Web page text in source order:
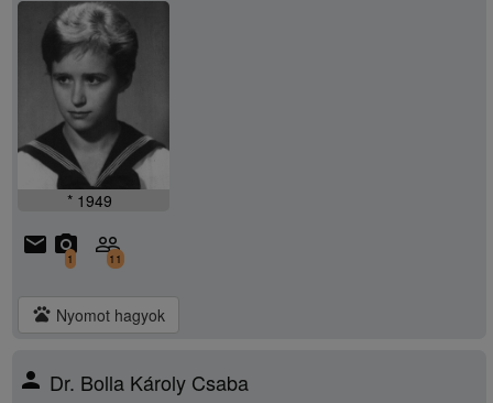
* 1949
email camera_alt
1
people_outline
11
pets Nyomot hagyok
person Dr. Bolla Károly Csaba